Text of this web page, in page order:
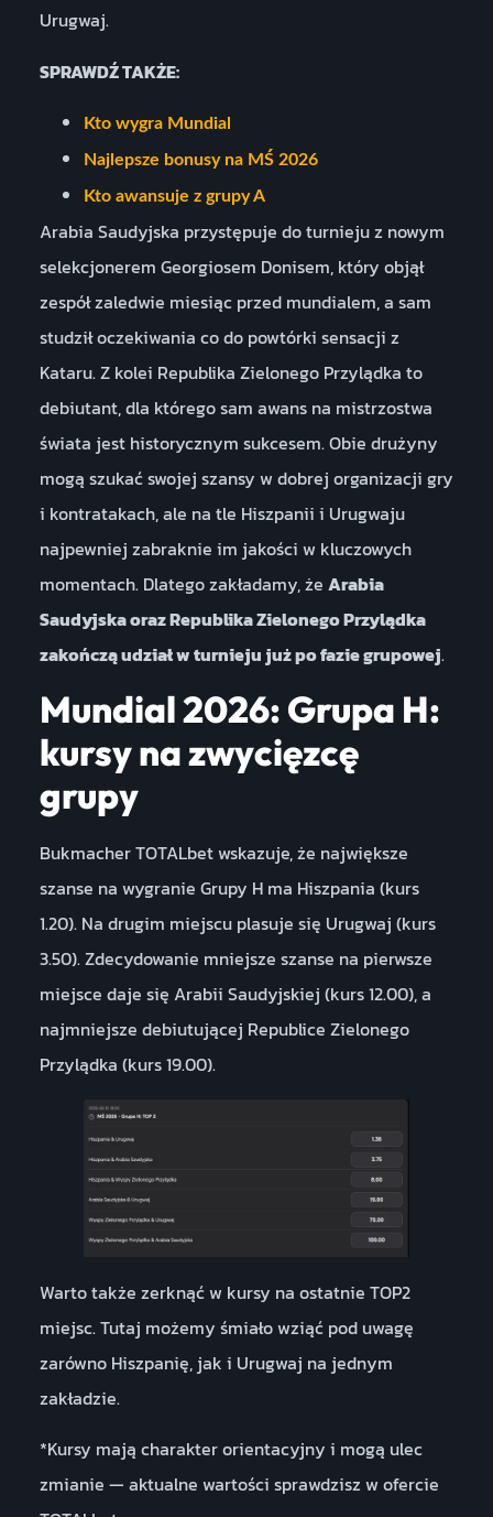
Urugwaj.
SPRAWDŹ TAKŻE:
Kto wygra Mundial
Najlepsze bonusy na MŚ 2026
Kto awansuje z grupy A
Arabia Saudyjska przystępuje do turnieju z nowym
selekcjonerem Georgiosem Donisem, który objął
zespół zaledwie miesiąc przed mundialem, a sam
studził oczekiwania co do powtórki sensacji z
Kataru. Z kolei Republika Zielonego Przylądka to
debiutant, dla którego sam awans na mistrzostwa
świata jest historycznym sukcesem. Obie drużyny
mogą szukać swojej szansy w dobrej organizacji gry
i kontratakach, ale na tle Hiszpanii i Urugwaju
najpewniej zabraknie im jakości w kluczowych
momentach. Dlatego zakładamy, że Arabia
Saudyjska oraz Republika Zielonego Przylądka
zakończą udział w turnieju już po fazie grupowej.
Mundial 2026: Grupa H:
kursy na zwycięzcę
grupy
Bukmacher TOTALbet wskazuje, że największe
szanse na wygranie Grupy H ma Hiszpania (kurs
1.20). Na drugim miejscu plasuje się Urugwaj (kurs
3.50). Zdecydowanie mniejsze szanse na pierwsze
miejsce daje się Arabii Saudyjskiej (kurs 12.00), a
najmniejsze debiutującej Republice Zielonego
Przylądka (kurs 19.00).
Warto także zerknąć w kursy na ostatnie TOP2
miejsc. Tutaj możemy śmiało wziąć pod uwagę
zarówno Hiszpanię, jak i Urugwaj na jednym
zakładzie.
*Kursy mają charakter orientacyjny i mogą ulec
zmianie — aktualne wartości sprawdzisz w ofercie